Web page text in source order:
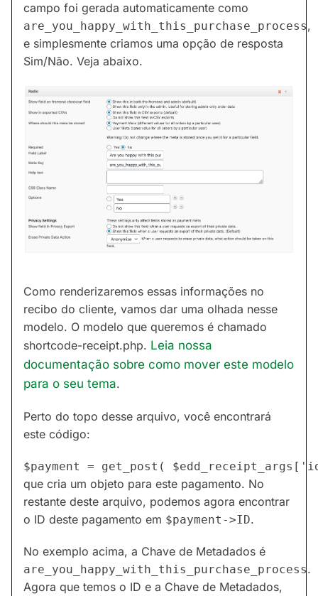
campo foi gerada automaticamente como
are_you_happy_with_this_purchase_process,
e simplesmente criamos uma opção de resposta
Sim/Não. Veja abaixo.
Como renderizaremos essas informações no
recibo do cliente, vamos dar uma olhada nesse
modelo. O modelo que queremos é chamado
shortcode-receipt.php. Leia nossa
documentação sobre como mover este modelo
para o seu tema.
Perto do topo desse arquivo, você encontrará
este código:
que cria um objeto para este pagamento. No
restante deste arquivo, podemos agora encontrar
o ID deste pagamento em $payment->ID.
No exemplo acima, a Chave de Metadados é
are_you_happy_with_this_purchase_process.
Agora que temos o ID e a Chave de Metadados,